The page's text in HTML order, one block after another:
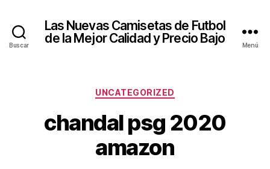
Buscar
Las Nuevas Camisetas de Futbol
de la Mejor Calidad y Precio Bajo
Menú
Categorías
UNCATEGORIZED
chandal psg 2020
amazon